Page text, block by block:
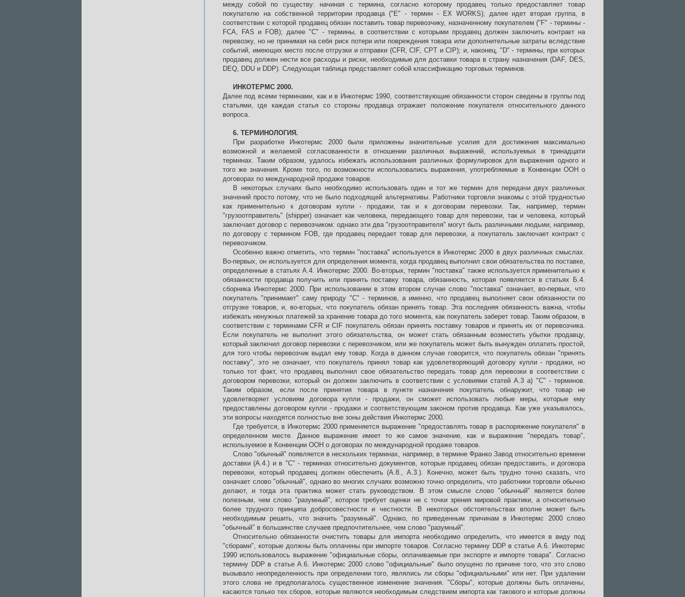
между собой по существу: начиная с термина, согласно которому продавец только предоставляет товар
покупателю на собственной территории продавца ("E" - термин - EX WORKS); далее идет вторая группа, в
соответствии с которой продавец обязан поставить товар перевозчику, назначенному покупателем ("F" - термины -
FCA, FAS и FOB); далее "C" - термины, в соответствии с которыми продавец должен заключить контракт на
перевозку, но не принимая на себя риск потери или повреждения товара или дополнительные затраты вследствие
событий, имеющих место после отгрузки и отправки (CFR, CIF, CPT и CIP); и, наконец, "D" - термины, при которых
продавец должен нести все расходы и риски, необходимые для доставки товара в страну назначения (DAF, DES,
DEQ, DDU и DDP). Следующая таблица представляет собой классификацию торговых терминов.
ИНКОТЕРМС 2000.
Далее под всеми терминами, как и в Инкотермс 1990, соответствующие обязанности сторон сведены в группы под
статьями, где каждая статья со стороны продавца отражает положение покупателя относительного данного
вопроса.
6. ТЕРМИНОЛОГИЯ.
При разработке Инкотермс 2000 были приложены значительные усилия для достижения максимально
возможной и желаемой согласованности в отношении различных выражений, используемых в тринадцати
терминах. Таким образом, удалось избежать использования различных формулировок для выражения одного и
того же значения. Кроме того, по возможности использовались выражения, употребляемые в Конвенции ООН о
договорах по международной продаже товаров.
В некоторых случаях было необходимо использовать один и тот же термин для передачи двух различных
значений просто потому, что не было подходящей альтернативы. Работники торговли знакомы с этой трудностью
как применительно к договорам купли - продажи, так и к договорам перевозки. Так, например, термин
"грузоотправитель" (shipper) означает как человека, передающего товар для перевозки, так и человека, который
заключает договор с перевозчиком: однако эти два "грузоотправителя" могут быть различными людьми, например,
по договору с термином FOB, где продавец передает товар для перевозки, а покупатель заключает контракт с
перевозчиком.
Особенно важно отметить, что термин "поставка" используется в Инкотермс 2000 в двух различных смыслах.
Во-первых, он используется для определения момента, когда продавец выполнил свои обязательства по поставке,
определенные в статьях А.4. Инкотермс 2000. Во-вторых, термин "поставка" также используется применительно к
обязанности продавца получить или принять поставку товара, обязанность, которая появляется в статьях Б.4.
сборника Инкотермс 2000. При использовании в этом втором случае слово "поставка" означает, во-первых, что
покупатель "принимает" саму природу "C" - терминов, а именно, что продавец выполняет свои обязанности по
отгрузке товаров, и, во-вторых, что покупатель обязан принять товар. Эта последняя обязанность важна, чтобы
избежать ненужных платежей за хранение товара до того момента, как покупатель заберет товар. Таким образом, в
соответствии с терминами CFR и CIF покупатель обязан принять поставку товаров и принять их от перевозчика.
Если покупатель не выполнит этого обязательства, он может стать обязанным возместить убытки продавцу,
который заключил договор перевозки с перевозчиком, или же покупатель может быть вынужден оплатить простой,
для того чтобы перевозчик выдал ему товар. Когда в данном случае говорится, что покупатель обязан "принять
поставку", это не означает, что покупатель принял товар как удовлетворяющий договору купли - продажи, но
только тот факт, что продавец выполнил свое обязательство передать товар для перевозки в соответствии с
договором перевозки, который он должен заключить в соответствии с условиями статей А.3 а) "C" - терминов.
Таким образом, если после принятия товара в пункте назначения покупатель обнаружит, что товар не
удовлетворяет условиям договора купли - продажи, он сможет использовать любые меры, которые ему
предоставлены договором купли - продажи и соответствующим законом против продавца. Как уже указывалось,
эти вопросы находятся полностью вне зоны действия Инкотермс 2000.
Где требуется, в Инкотермс 2000 применяется выражение "предоставлять товар в распоряжение покупателя" в
определенном месте. Данное выражение имеет то же самое значение, как и выражение "передать товар",
используемое в Конвенции ООН о договорах по международной продаже товаров.
Слово "обычный" появляется в нескольких терминах, например, в термине Франко Завод относительно времени
доставки (А.4.) и в "C" - терминах относительно документов, которые продавец обязан предоставить, и договора
перевозки, который продавец должен обеспечить (А.8., А.3.). Конечно, может быть трудно точно сказать, что
означает слово "обычный", однако во многих случаях возможно точно определить, что работники торговли обычно
делают, и тогда эта практика может стать руководством. В этом смысле слово "обычный" является более
полезным, чем слово "разумный", которое требует оценки не с точки зрения мировой практики, а относительно
более трудного принципа добросовестности и честности. В некоторых обстоятельствах вполне может быть
необходимым решить, что значить "разумный". Однако, по приведенным причинам в Инкотермс 2000 слово
"обычный" в большинстве случаев предпочтительнее, чем слово "разумный".
Относительно обязанности очистить товары для импорта необходимо определить, что имеется в виду под
"сборами", которые должны быть оплачены при импорте товаров. Согласно термину DDP в статье А.6. Инкотермс
1990 использовалось выражение "официальные сборы, оплачиваемые при экспорте и импорте товара". Согласно
термину DDP в статье А.6. Инкотермс 2000 слово "официальные" было опущено по причине того, что это слово
вызывало неопределенность при определении того, являлись ли сборы "официальными" или нет. При удалении
этого слова не предполагалось существенное изменение значения. "Сборы", которые должны быть оплачены,
касаются только тех сборов, которые являются необходимым следствием импорта как такового и которые должны